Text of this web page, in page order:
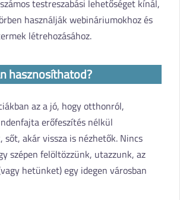
testreszabási lehetőséget kínál,
használják webináriumokhoz és
létrehozásához.
hasznosíthatod?
az a jó, hogy otthonról,
erőfeszítés nélkül
sőt, akár vissza is nézhetők. Nincs
szépen felöltözzünk, utazzunk, az
hetünket) egy idegen városban